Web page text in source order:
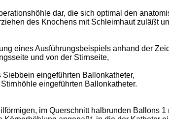
dar, die sich optimal den
des Knochens mit Schleimhaut zuläßt
eines Ausführungsbeispiels anhand der
und von der Stirnseite,
eingeführten Ballonkatheter,
eingeführten Ballonkatheter.
im Querschnitt halbrunden Ballons